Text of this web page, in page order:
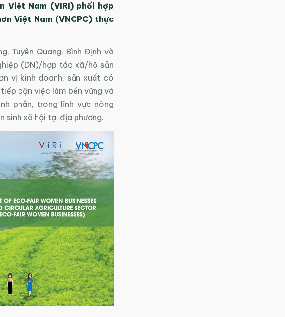
Việt Nam (VIRI) phối hợp
Việt Nam (VNCPC) thực
Tuyên Quang, Bình Định và
(DN)/hợp tác xã/hộ sản
vị kinh doanh, sản xuất có
cận việc làm bền vững và
phần, trong lĩnh vực nông
sinh xã hội tại địa phương.